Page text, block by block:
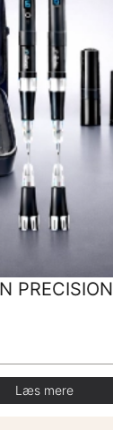
PRECISION
Læs mere